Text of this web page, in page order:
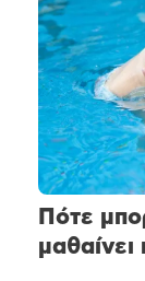
Πότε
μαθαίνει